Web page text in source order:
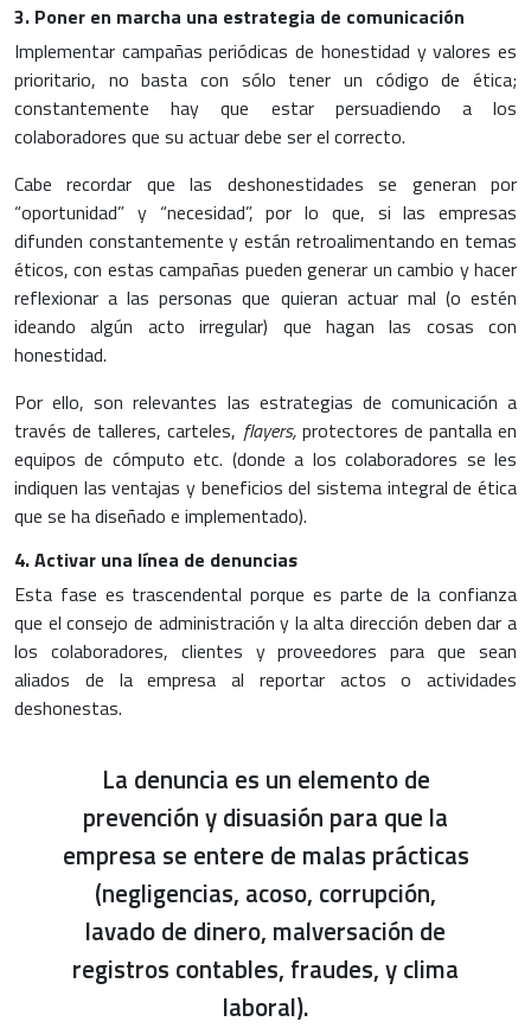
3. Poner en marcha una estrategia de comunicación
Implementar campañas periódicas de honestidad y valores es
prioritario, no basta con sólo tener un código de ética;
constantemente hay que estar persuadiendo a los
colaboradores que su actuar debe ser el correcto.
Cabe recordar que las deshonestidades se generan por
“oportunidad” y “necesidad”, por lo que, si las empresas
difunden constantemente y están retroalimentando en temas
éticos, con estas campañas pueden generar un cambio y hacer
reflexionar a las personas que quieran actuar mal (o estén
ideando algún acto irregular) que hagan las cosas con
honestidad.
Por ello, son relevantes las estrategias de comunicación a
través de talleres, carteles, flayers,protectores de pantalla en
equipos de cómputo etc. (donde a los colaboradores se les
indiquen las ventajas y beneficios del sistema integral de ética
que se ha diseñado e implementado).
4. Activar una línea de denuncias
Esta fase es trascendental porque es parte de la confianza
que el consejo de administración y la alta dirección deben dar a
los colaboradores, clientes y proveedores para que sean
aliados de la empresa al reportar actos o actividades
deshonestas.
La denuncia es un elemento de
prevención y disuasión para que la
empresa se entere de malas prácticas
(negligencias, acoso, corrupción,
lavado de dinero, malversación de
registros contables, fraudes, y clima
laboral).